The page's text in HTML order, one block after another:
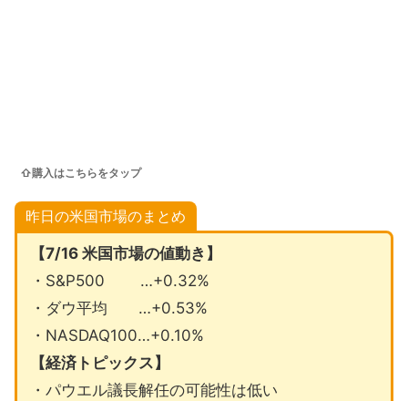
⇧購入はこちらをタップ
昨日の米国市場のまとめ
【7/16 米国市場の値動き】
・S&P500 …+0.32%
・ダウ平均 …+0.53%
・NASDAQ100…+0.10%
【経済トピックス】
・パウエル議長解任の可能性は低い